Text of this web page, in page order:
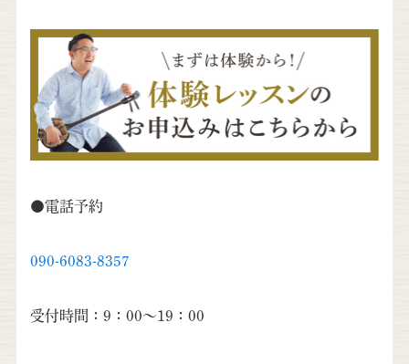
●電話予約
090-6083-8357
受付時間：9：00～19：00